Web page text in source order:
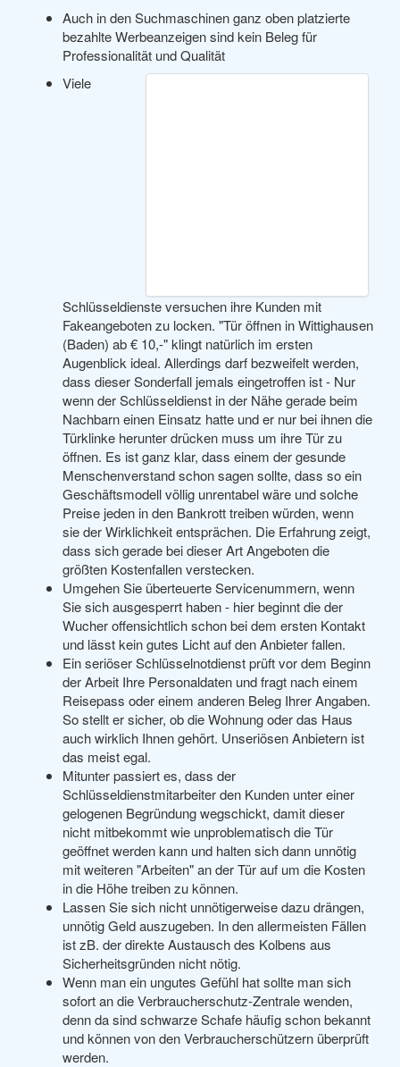
Auch in den Suchmaschinen ganz oben platzierte
bezahlte Werbeanzeigen sind kein Beleg für
Professionalität und Qualität
Viele
Schlüsseldienste versuchen ihre Kunden mit
Fakeangeboten zu locken. "Tür öffnen in Wittighausen
(Baden) ab € 10,-" klingt natürlich im ersten
Augenblick ideal. Allerdings darf bezweifelt werden,
dass dieser Sonderfall jemals eingetroffen ist - Nur
wenn der Schlüsseldienst in der Nähe gerade beim
Nachbarn einen Einsatz hatte und er nur bei ihnen die
Türklinke herunter drücken muss um ihre Tür zu
öffnen. Es ist ganz klar, dass einem der gesunde
Menschenverstand schon sagen sollte, dass so ein
Geschäftsmodell völlig unrentabel wäre und solche
Preise jeden in den Bankrott treiben würden, wenn
sie der Wirklichkeit entsprächen. Die Erfahrung zeigt,
dass sich gerade bei dieser Art Angeboten die
größten Kostenfallen verstecken.
Umgehen Sie überteuerte Servicenummern, wenn
Sie sich ausgesperrt haben - hier beginnt die der
Wucher offensichtlich schon bei dem ersten Kontakt
und lässt kein gutes Licht auf den Anbieter fallen.
Ein seriöser Schlüsselnotdienst prüft vor dem Beginn
der Arbeit Ihre Personaldaten und fragt nach einem
Reisepass oder einem anderen Beleg Ihrer Angaben.
So stellt er sicher, ob die Wohnung oder das Haus
auch wirklich Ihnen gehört. Unseriösen Anbietern ist
das meist egal.
Mitunter passiert es, dass der
Schlüsseldienstmitarbeiter den Kunden unter einer
gelogenen Begründung wegschickt, damit dieser
nicht mitbekommt wie unproblematisch die Tür
geöffnet werden kann und halten sich dann unnötig
mit weiteren "Arbeiten" an der Tür auf um die Kosten
in die Höhe treiben zu können.
Lassen Sie sich nicht unnötigerweise dazu drängen,
unnötig Geld auszugeben. In den allermeisten Fällen
ist zB. der direkte Austausch des Kolbens aus
Sicherheitsgründen nicht nötig.
Wenn man ein ungutes Gefühl hat sollte man sich
sofort an die Verbraucherschutz-Zentrale wenden,
denn da sind schwarze Schafe häufig schon bekannt
und können von den Verbraucherschützern überprüft
werden.